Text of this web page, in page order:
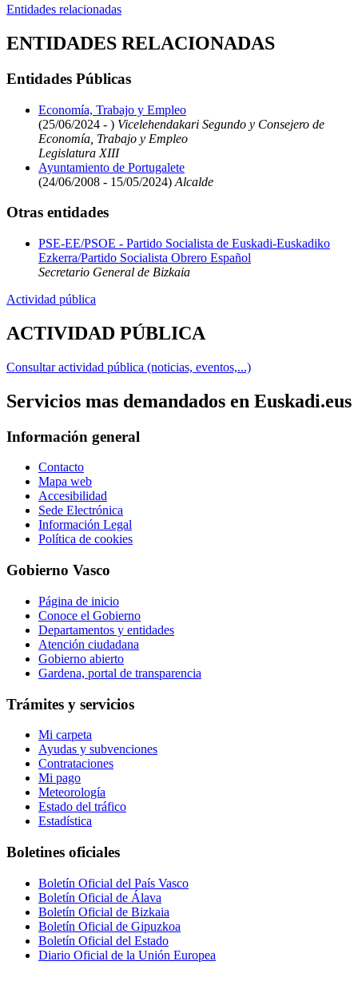
Entidades relacionadas
ENTIDADES RELACIONADAS
Entidades Públicas
Economía, Trabajo y Empleo
(25/06/2024 - ) Vicelehendakari Segundo y Consejero de
Economía, Trabajo y Empleo
Legislatura XIII
Ayuntamiento de Portugalete
(24/06/2008 - 15/05/2024) Alcalde
Otras entidades
PSE-EE/PSOE - Partido Socialista de Euskadi-Euskadiko
Ezkerra/Partido Socialista Obrero Español
Secretario General de Bizkaia
Actividad pública
ACTIVIDAD PÚBLICA
Consultar actividad pública (noticias, eventos,...)
Servicios mas demandados en Euskadi.eus
Información general
Contacto
Mapa web
Accesibilidad
Sede Electrónica
Información Legal
Política de cookies
Gobierno Vasco
Página de inicio
Conoce el Gobierno
Departamentos y entidades
Atención ciudadana
Gobierno abierto
Gardena, portal de transparencia
Trámites y servicios
Mi carpeta
Ayudas y subvenciones
Contrataciones
Mi pago
Meteorología
Estado del tráfico
Estadística
Boletines oficiales
Boletín Oficial del País Vasco
Boletín Oficial de Álava
Boletín Oficial de Bizkaia
Boletín Oficial de Gipuzkoa
Boletín Oficial del Estado
Diario Oficial de la Unión Europea